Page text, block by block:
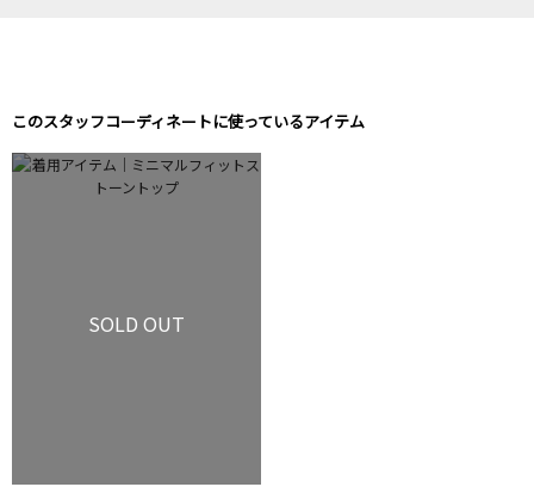
このスタッフコーディネートに使っているアイテム
SOLD OUT